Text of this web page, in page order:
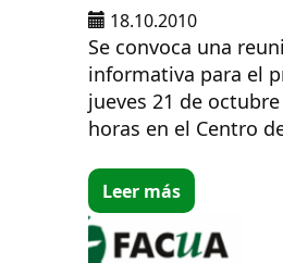
18.10.2010
Se convoca una
informativa para el
jueves 21 de
horas en el Centro
Leer más